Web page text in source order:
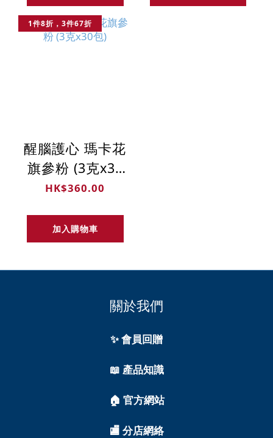
黑瑪卡)
魯特大黑瑪卡)
1件8折，3件67折
醒腦護心 瑪卡花
旗參粉 (3克x30
包)
HK$360.00
加入購物車
關於我們
✨ 會員回贈
📖 產品知識
🏠 官方網站
🏬 分店網絡